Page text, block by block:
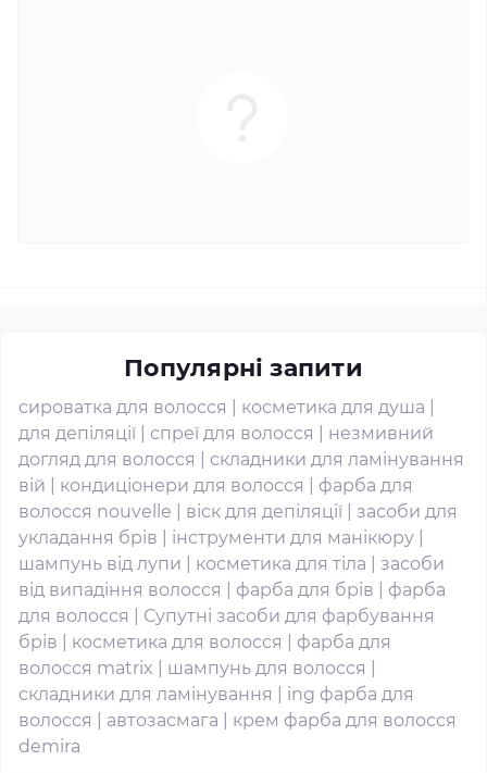
Популярні запити
сироватка для волосся косметика для душа
для депіляції
спреї для волосся
незмивний
догляд для волосся
складники для ламінування
вій
кондиціонери для волосся
фарба для
волосся nouvelle
віск для депіляції
засоби для
укладання брів
інструменти для манікюру
шампунь від лупи
косметика для тіла
засоби
від випадіння волосся
фарба для брів
фарба
для волосся
Супутні засоби для фарбування
брів
косметика для волосся
фарба для
волосся matrix
шампунь для волосся
складники для ламінування
ing фарба для
волосся
автозасмага
крем фарба для волосся
demira